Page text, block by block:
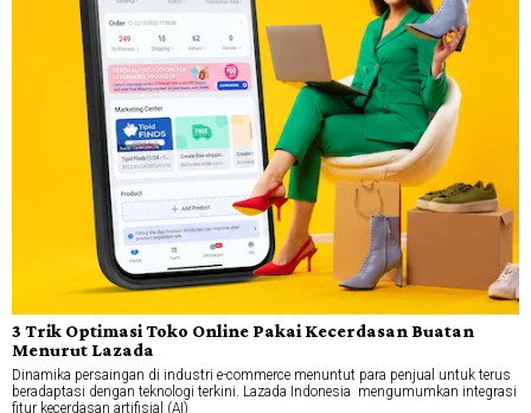
3 Trik Optimasi Toko Online Pakai Kecerdasan Buatan
Menurut Lazada
Dinamika persaingan di industri e-commerce menuntut para penjual untuk terus
beradaptasi dengan teknologi terkini. Lazada Indonesia mengumumkan integrasi
fitur kecerdasan artifisial (AI)